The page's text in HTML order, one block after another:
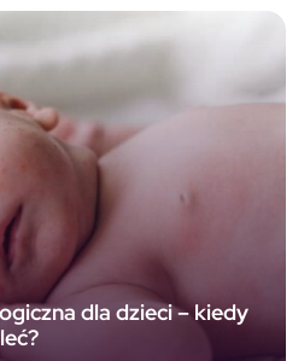
dla dzieci – kiedy